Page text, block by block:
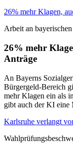
26% mehr Klagen,
Arbeit an
26% mehr
Anträge
An Bayerns
Bürgergeld-Bereich
mehr Klagen ein als
gibt auch der KI eine
Karlsruhe verlangt